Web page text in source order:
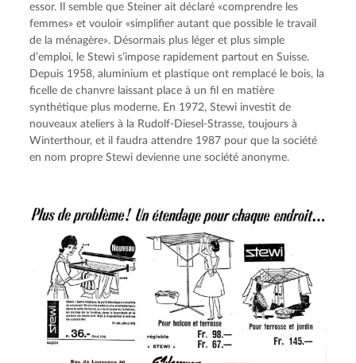
essor. Il semble que Steiner ait déclaré «comprendre les
femmes» et vouloir «simplifier autant que possible le travail
de la ménagère». Désormais plus léger et plus simple
d’emploi, le Stewi s’impose rapidement partout en Suisse.
Depuis 1958, aluminium et plastique ont remplacé le bois, la
ficelle de chanvre laissant place à un fil en matière
synthétique plus moderne. En 1972, Stewi investit de
nouveaux ateliers à la Rudolf-Diesel-Strasse, toujours à
Winterthour, et il faudra attendre 1987 pour que la société
en nom propre Stewi devienne une société anonyme.